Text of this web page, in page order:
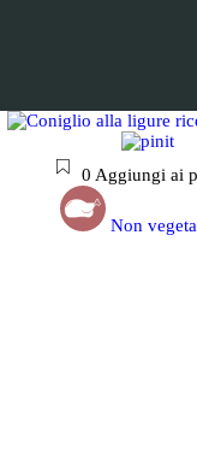
0 Aggiungi ai
Non